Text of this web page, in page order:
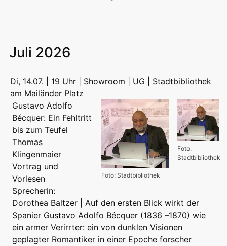
Juli 2026
Di, 14.07. | 19 Uhr | Showroom | UG | Stadtbibliothek
am Mailänder Platz
Foto:
Stadtbibliothek
Foto: Stadtbibliothek
Gustavo Adolfo
Bécquer: Ein Fehltritt
bis zum Teufel
Thomas
Klingenmaier
Vortrag und
Vorlesen
Sprecherin:
Dorothea Baltzer | Auf den ersten Blick wirkt der
Spanier Gustavo Adolfo Bécquer (1836 –1870) wie
ein armer Verirrter: ein von dunklen Visionen
geplagter Romantiker in einer Epoche forscher